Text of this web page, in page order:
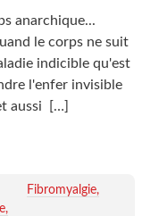
anarchique...
le corps ne suit
indicible qu'est
l'enfer invisible
aussi
[…]
Fibromyalgie,